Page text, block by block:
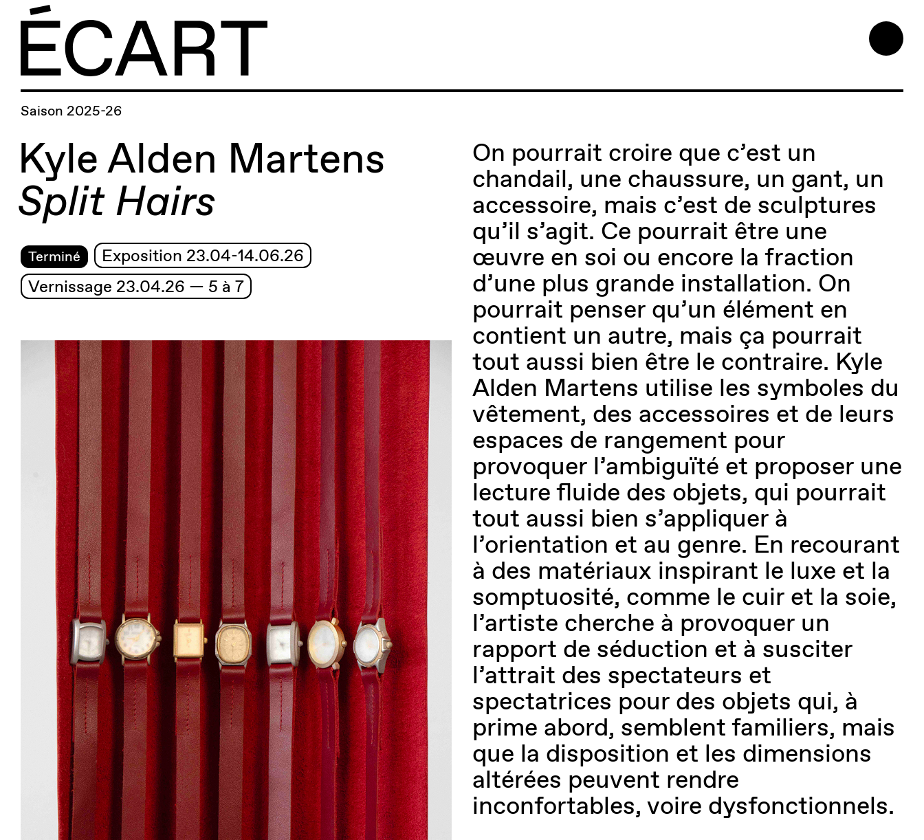
Saison 2025-26
Kyle Alden Martens
Split Hairs
Terminé
Exposition 23.04-14.06.26
Vernissage 23.04.26 — 5 à 7
On pourrait croire que c’est un
chandail, une chaussure, un gant, un
accessoire, mais c’est de sculptures
qu’il s’agit. Ce pourrait être une
œuvre en soi ou encore la fraction
d’une plus grande installation. On
pourrait penser qu’un élément en
contient un autre, mais ça pourrait
tout aussi bien être le contraire. Kyle
Alden Martens utilise les symboles du
vêtement, des accessoires et de leurs
espaces de rangement pour
provoquer l’ambiguïté et proposer une
lecture fluide des objets, qui pourrait
tout aussi bien s’appliquer à
l’orientation et au genre. En recourant
à des matériaux inspirant le luxe et la
somptuosité, comme le cuir et la soie,
l’artiste cherche à provoquer un
rapport de séduction et à susciter
l’attrait des spectateurs et
spectatrices pour des objets qui, à
prime abord, semblent familiers, mais
que la disposition et les dimensions
altérées peuvent rendre
inconfortables, voire dysfonctionnels.